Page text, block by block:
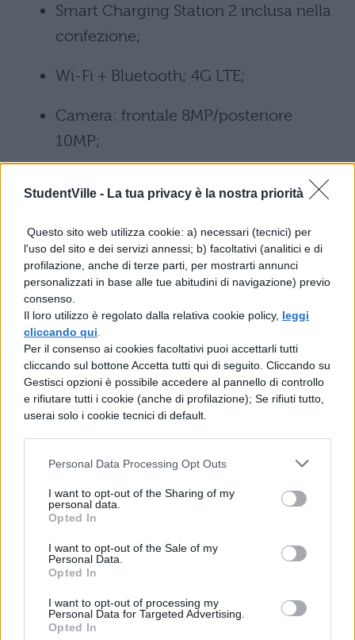
StudentVille - La tua privacy è la nostra priorità
Questo sito web utilizza cookie: a) necessari (tecnici) per
l'uso del sito e dei servizi annessi; b) facoltativi (analitici e di
profilazione, anche di terze parti, per mostrarti annunci
personalizzati in base alle tue abitudini di navigazione) previo
consenso.
Il loro utilizzo è regolato dalla relativa cookie policy, leggi
cliccando qui
Per il consenso ai cookies facoltativi puoi accettarli tutti
cliccando sul bottone Accetta tutti qui di seguito. Cliccando su
Gestisci opzioni è possibile accedere al pannello di controllo
e rifiutare tutti i cookie (anche di profilazione); Se rifiuti tutto,
userai solo i cookie tecnici di default.
Personal Data Processing Opt Outs
I want to opt-out of the Sharing of my
personal data.
Opted In
I want to opt-out of the Sale of my
Personal Data.
Opted In
I want to opt-out of processing my
Personal Data for Targeted Advertising.
Opted In
Smart Charging Station 2 inclusa nella
confezione;
Wi-Fi + Bluetooth; 4G LTE;
Camera: frontale 8MP/posteriore
10MP;
Non solo potenza, ma anche tanta
affidabilità con il programma “Affidabilità
Garantita”, che in caso di guasto tecnico vi
riparano il prodotto e ti rimborsano fino a
1.000€. Questo fa capire quanto l’azienda
sia sicura della qualità dei suoi prodotti e
questo non è un punto da sottovalutare.
Inoltre a questa fascia di prezzo è
difficilissimo trovare un tablet con un
perfetto per tutti gli universitari che nelle
film preferiti. Non fatevi scappare questa